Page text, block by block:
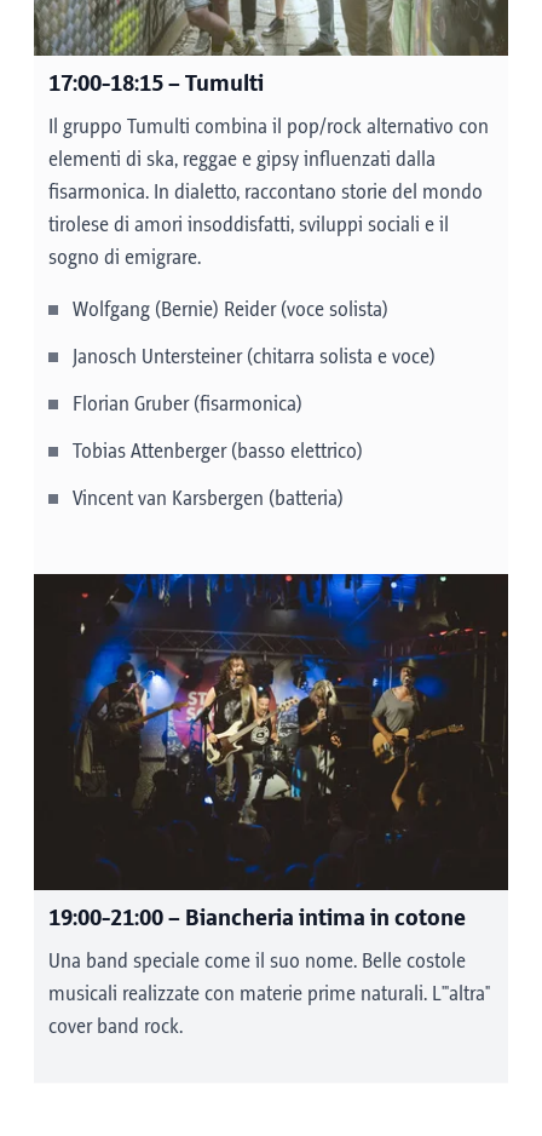
importanti informazioni sulla sicurezza
antincendio dai vigili del fuoco volontari di Igls
o cimentarvi nella "spruzzatura della
manichetta lunga".
15:00: esibizione degli ospiti di Söller
Plattler con musica dal vivo
15:45: intrattenimento musicale di Caroline
con musica dal vivo
17:00-18:15– Tumulti
Il gruppo Tumulti combina il pop/rock alternativo con
elementi di ska, reggae e gipsy influenzati dalla
fisarmonica. In dialetto, raccontano storie del mondo
tirolese di amori insoddisfatti, sviluppi sociali e il
sogno di emigrare.
Wolfgang (Bernie) Reider (voce solista)
Janosch Untersteiner (chitarra solista e voce)
Florian Gruber (fisarmonica)
Tobias Attenberger (basso elettrico)
Vincent van Karsbergen (batteria)
19:00-21:00– Biancheria intima in cotone
Una band speciale come il suo nome. Belle costole
musicali realizzate con materie prime naturali. L'"altra"
cover band rock.